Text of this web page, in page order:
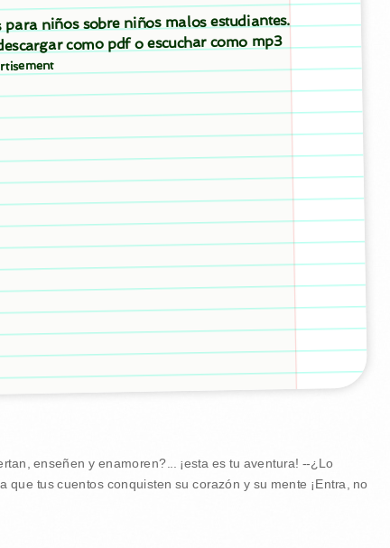
niños sobre niños malos estudiantes.
como pdf o escuchar como mp3
enseñen y enamoren?... ¡esta es tu aventura! --¿Lo
tus cuentos conquisten su corazón y su mente ¡Entra, no